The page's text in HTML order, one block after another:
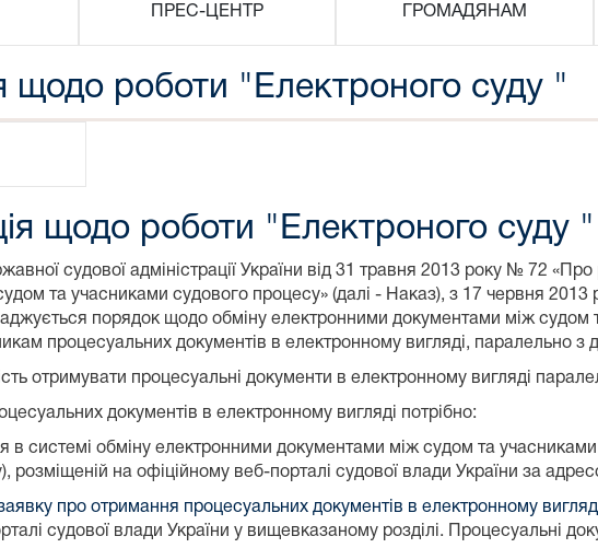
ПРЕС-ЦЕНТР ГРОМАДЯНАМ
щодо роботи "Електроного суду "
щодо роботи "Електроного суду "
судової адміністрації України від 31 травня 2013 року № 72
та учасниками судового процесу» (далі - Наказ), з 17 червня 2013
порядок щодо обміну електронними документами між судом
процесуальних документів в електронному вигляді, паралельно з
отримувати процесуальні документи в електронному вигляді
документів в електронному вигляді потрібно:
в системі обміну електронними документами між судом та
розміщеній на офіційному веб-порталі судової влади України за
про отримання процесуальних документів в електронному
судової влади України у вищевказаному розділі. Процесуальні